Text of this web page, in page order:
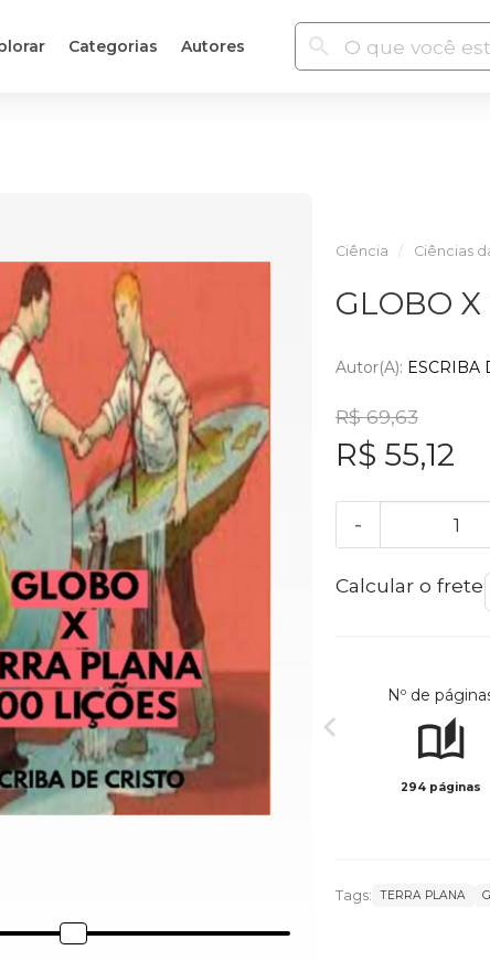
Categorias Autores
Ciência Ciências
GLOBO X
Autor(a): ESCRIBA
R$ 69,63
R$ 55,12
-
Calcular o frete
Nº de
294 páginas
Tags: TERRA PLANA